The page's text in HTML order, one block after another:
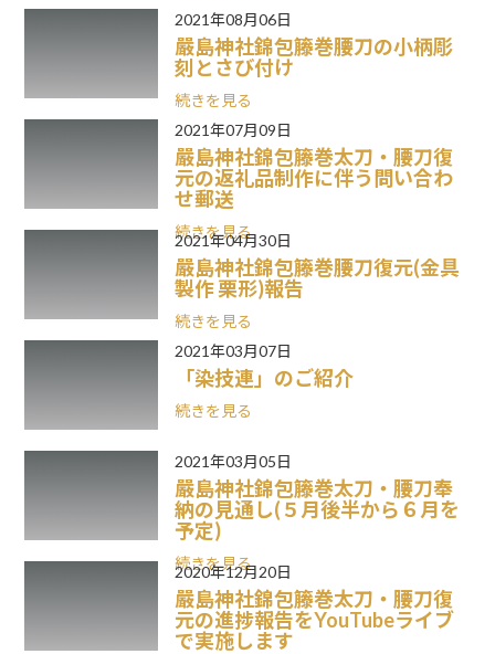
2021年08月06日
嚴島神社錦包籐巻腰刀の小柄彫
刻とさび付け
続きを見る
2021年07月09日
嚴島神社錦包籐巻太刀・腰刀復
元の返礼品制作に伴う問い合わ
せ郵送
続きを見る
2021年04月30日
嚴島神社錦包籐巻腰刀復元(金具
製作 栗形)報告
続きを見る
2021年03月07日
「染技連」のご紹介
続きを見る
2021年03月05日
嚴島神社錦包籐巻太刀・腰刀奉
納の見通し(５月後半から６月を
予定)
続きを見る
2020年12月20日
嚴島神社錦包籐巻太刀・腰刀復
元の進捗報告をYouTubeライブ
で実施します